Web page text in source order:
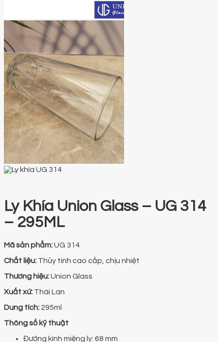
Ly Khía Union Glass – UG 314
– 295ML
Mã sản phẩm:UG 314
Chất liệu: Thủy tinh cao cấp, chịu nhiệt
Thương hiệu:Union Glass
Xuất xứ: Thái Lan
Dung tích: 295ml
Thông số kỹ thuật
Đường kính miệng ly: 68 mm